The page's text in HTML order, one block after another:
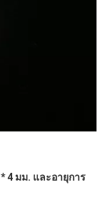
4 มม. และอายุการ